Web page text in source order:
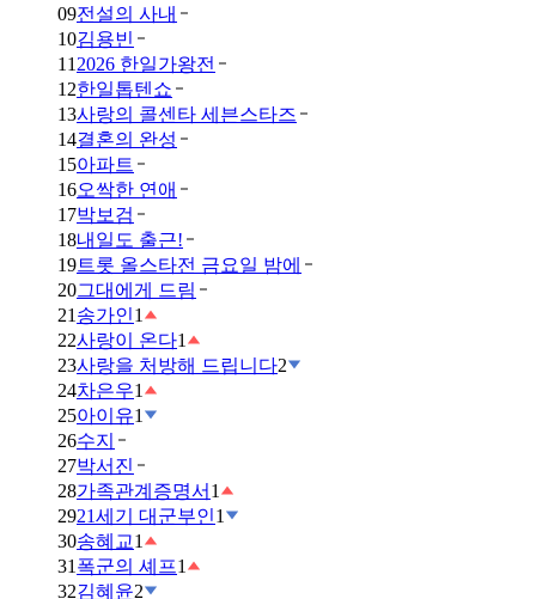
09전설의 사내
10김용빈
11 2026 한일가왕전
12한일톱텐쇼
13사랑의 콜센타 세븐스타즈
14결혼의 완성
15아파트
16오싹한 연애
17박보검
18내일도 출근!
19트롯 올스타전 금요일 밤에
20그대에게 드림
21 송가인1
22사랑이 온다1
23사랑을 처방해 드립니다2
24차은우1
25아이유1
26수지
27박서진
28가족관계증명서 1
2921세기 대군부인1
30송혜교1
31 폭군의 셰프1
32김혜윤2